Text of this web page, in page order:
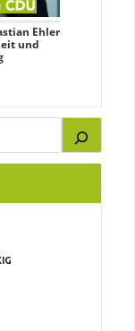
Ehlers